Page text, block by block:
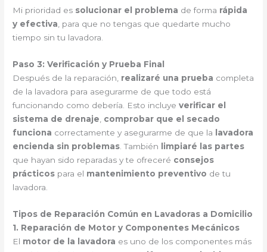
Mi prioridad es solucionar el problema de forma rápida
y efectiva, para que no tengas que quedarte mucho
tiempo sin tu lavadora.
Paso 3: Verificación y Prueba Final
Después de la reparación, realizaré una prueba completa
de la lavadora para asegurarme de que todo está
funcionando como debería. Esto incluyeverificar el
sistema de drenaje comprobar que el secado
funciona correctamente y asegurarme de que la
lavadora
encienda sin problemas . También
limpiaré las partes
que hayan sido reparadas y te ofreceré consejos
prácticos para el mantenimiento preventivo de tu
lavadora.
Tipos de Reparación Común en Lavadoras a Domicilio
1. Reparación de Motor y Componentes Mecánicos
El motor de la lavadora es uno de los componentes más